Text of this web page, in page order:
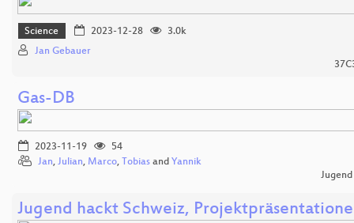
Science 2023-12-28
3.0k
Jan Gebauer
Gas-DB
2023-11-19
54
Jan, Julian, Marco, Tobias and Yannik
Jugend hackt Schweiz,